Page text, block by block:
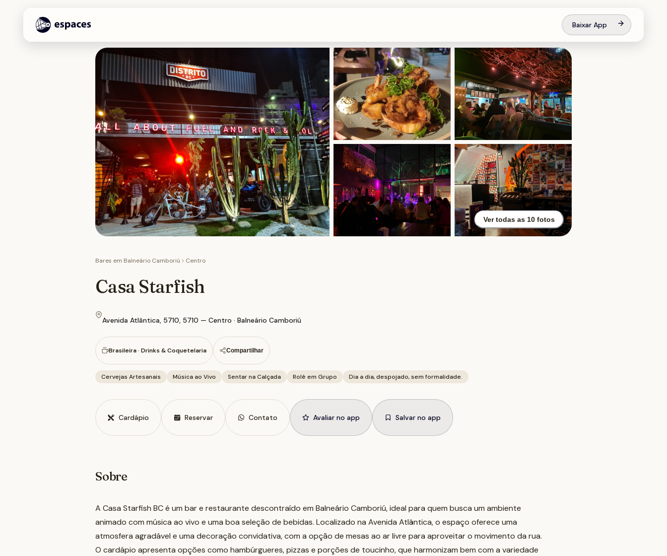
Baixar App
Ver todas as 10 fotos
Bares em Balneário Camboriú Centro
Casa Starfish
Avenida Atlântica, 5710, 5710 — Centro · Balneário Camboriú
Brasileira · Drinks & Coquetelaria Compartilhar
Cervejas Artesanais Música ao Vivo Sentar na Calçada Rolê em Grupo Dia a dia, despojado, sem formalidade.
Cardápio Reservar Contato Avaliar no app Salvar no app
Sobre
A Casa Starfish BC é um bar e restaurante descontraído em Balneário Camboriú, ideal para quem busca um ambiente
animado com música ao vivo e uma boa seleção de bebidas. Localizado na Avenida Atlântica, o espaço oferece uma
atmosfera agradável e uma decoração convidativa, com a opção de mesas ao ar livre para aproveitar o movimento da rua.
O cardápio apresenta opções como hambúrgueres, pizzas e porções de toucinho, que harmonizam bem com a variedade